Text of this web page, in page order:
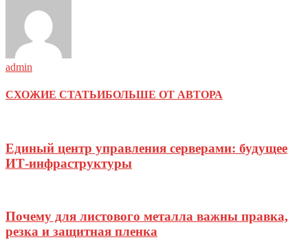
admin
СХОЖИЕ СТАТЬИБОЛЬШЕ ОТ АВТОРА
Единый центр управления серверами: будущее
ИТ-инфраструктуры
Почему для листового металла важны правка,
резка и защитная пленка